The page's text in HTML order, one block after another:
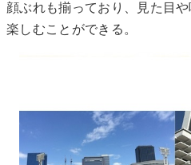
顔ぶれも揃っており、見た目
楽しむことができる。